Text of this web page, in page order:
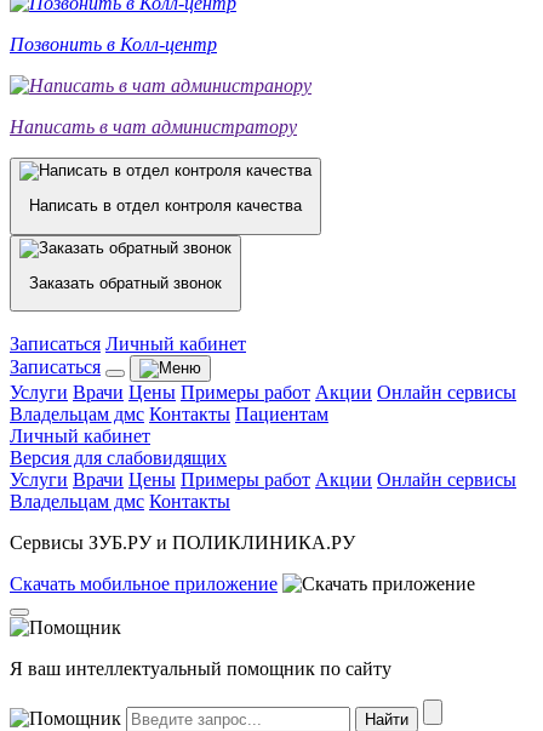
Позвонить в Колл-центр
Написать в чат администратору
Написать в отдел контроля качества
Заказать обратный звонок
Записаться Личный кабинет
Записаться
Услуги Врачи Цены Примеры работ Акции Онлайн сервисы
Владельцам дмс Контакты Пациентам
Личный кабинет
Версия для слабовидящих
Услуги Врачи Цены Примеры работ Акции Онлайн сервисы
Владельцам дмс Контакты
Сервисы ЗУБ.РУ и ПОЛИКЛИНИКА.РУ
Скачать мобильное приложение
Я ваш интеллектуальный помощник по сайту